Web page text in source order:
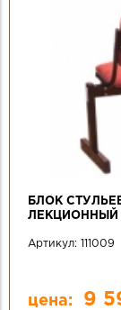
БЛОК
ЛЕКЦИОННЫЙ
Артикул: 111009
цена: 9